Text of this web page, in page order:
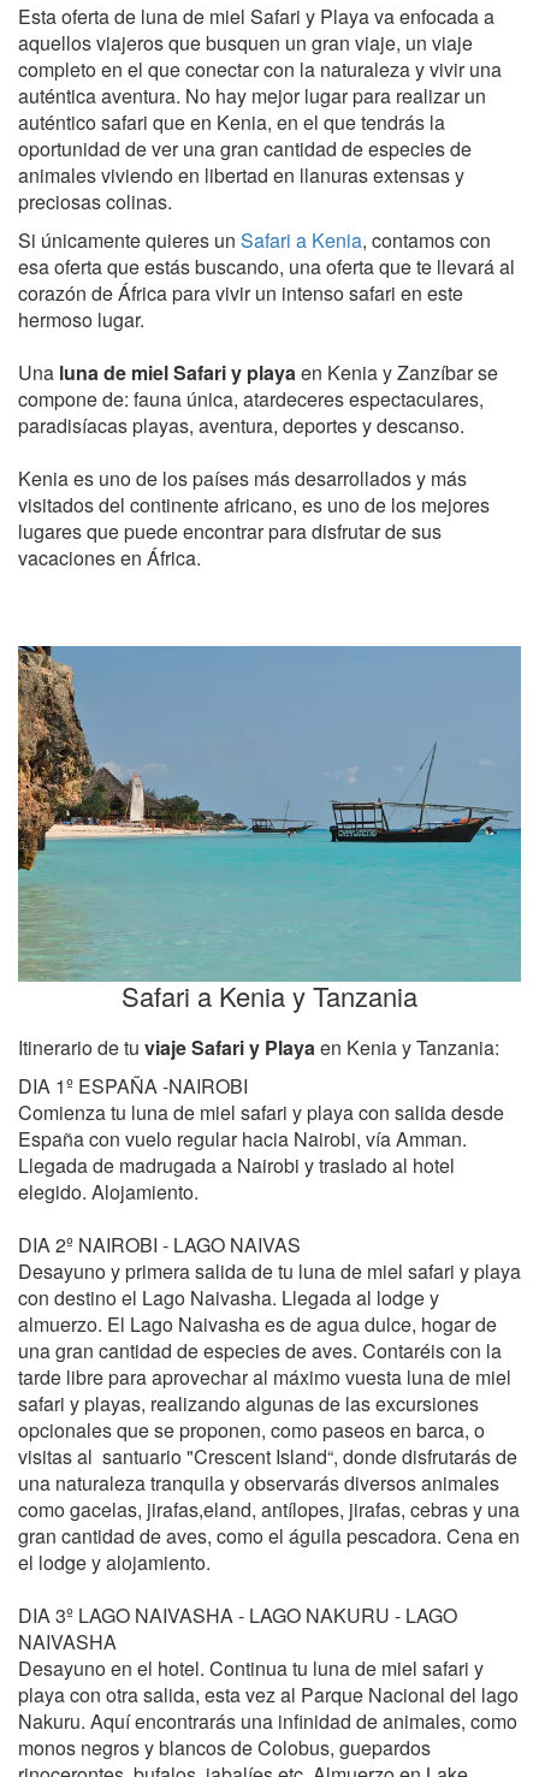
Esta oferta de luna de miel Safari y Playa va enfocada a
aquellos viajeros que busquen un gran viaje, un viaje
completo en el que conectar con la naturaleza y vivir una
auténtica aventura. No hay mejor lugar para realizar un
auténtico safari que en Kenia, en el que tendrás la
oportunidad de ver una gran cantidad de especies de
animales viviendo en libertad en llanuras extensas y
preciosas colinas.
Si únicamente quieres un Safari a Kenia, contamos con
esa oferta que estás buscando, una oferta que te llevará al
corazón de África para vivir un intenso safari en este
hermoso lugar.
Una luna de miel Safari y playa en Kenia y Zanzíbar se
compone de: fauna única, atardeceres espectaculares,
paradisíacas playas, aventura, deportes y descanso.
Kenia es uno de los países más desarrollados y más
visitados del continente africano, es uno de los mejores
lugares que puede encontrar para disfrutar de sus
vacaciones en África.
Safari a Kenia y Tanzania
Itinerario de tu viaje Safari y Playaen Kenia y Tanzania:
DIA 1º ESPAÑA -NAIROBI
Comienza tu luna de miel safari y playa con salida desde
España con vuelo regular hacia Nairobi, vía Amman.
Llegada de madrugada a Nairobi y traslado al hotel
elegido. Alojamiento.
DIA 2º NAIROBI - LAGO NAIVAS
Desayuno y primera salida de tu luna de miel safari y playa
con destino el Lago Naivasha. Llegada al lodge y
almuerzo. El Lago Naivasha es de agua dulce, hogar de
una gran cantidad de especies de aves. Contaréis con la
tarde libre para aprovechar al máximo vuesta luna de miel
safari y playas, realizando algunas de las excursiones
opcionales que se proponen, como paseos en barca, o
visitas al santuario "Crescent Island“, donde disfrutarás de
una naturaleza tranquila y observarás diversos animales
como gacelas, jirafas,eland, antílopes, jirafas, cebras y una
gran cantidad de aves, como el águila pescadora. Cena en
el lodge y alojamiento.
DIA 3º LAGO NAIVASHA - LAGO NAKURU - LAGO
NAIVASHA
Desayuno en el hotel. Continua tu luna de miel safari y
playa con otra salida, esta vez al Parque Nacional del lago
Nakuru. Aquí encontrarás una infinidad de animales, como
monos negros y blancos de Colobus, guepardos